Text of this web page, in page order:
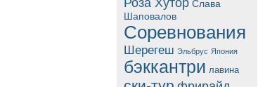
Слава
Шаповалов
Соревнования
Шерегеш Эльбрус Япония
бэккантри лавина